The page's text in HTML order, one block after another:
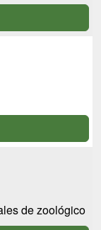
de zoológico